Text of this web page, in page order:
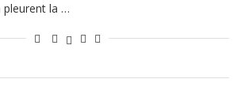
pleurent la …